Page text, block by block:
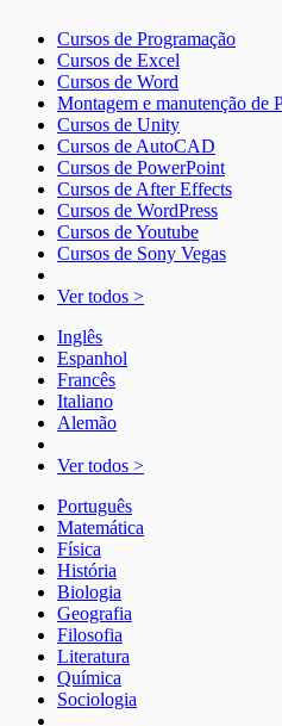
Cursos de Programação
Cursos de Excel
Cursos de Word
Montagem e manutenção de
Cursos de Unity
Cursos de AutoCAD
Cursos de PowerPoint
Cursos de After Effects
Cursos de WordPress
Cursos de Youtube
Cursos de Sony Vegas
Ver todos >
Inglês
Espanhol
Francês
Italiano
Alemão
Ver todos >
Português
Matemática
Física
História
Biologia
Geografia
Filosofia
Literatura
Química
Sociologia